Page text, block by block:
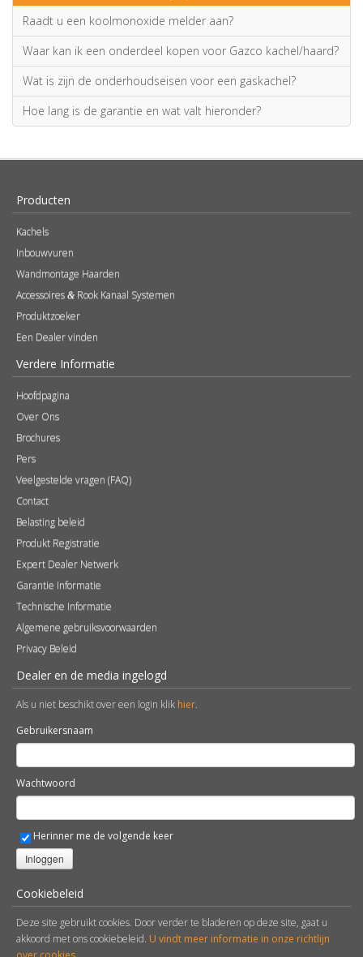
Raadt u een koolmonoxide melder aan?
Waar kan ik een onderdeel kopen voor Gazco kachel/haard?
Wat is zijn de onderhoudseisen voor een gaskachel?
Hoe lang is de garantie en wat valt hieronder?
Producten
Kachels
Inbouwvuren
Wandmontage Haarden
Accessoires & Rook Kanaal Systemen
Produktzoeker
Een Dealer vinden
Verdere Informatie
Hoofdpagina
Over Ons
Brochures
Pers
Veelgestelde vragen (FAQ)
Contact
Belasting beleid
Produkt Registratie
Expert Dealer Netwerk
Garantie Informatie
Technische Informatie
Algemene gebruiksvoorwaarden
Privacy Beleid
Dealer en de media ingelogd
Als u niet beschikt over een login klik hier.
Gebruikersnaam
Wachtwoord
Herinner me de volgende keer
Inloggen
Cookiebeleid
Deze site gebruikt cookies. Door verder te bladeren op deze site, gaat u
akkoord met ons cookiebeleid. U vindt meer informatie in onze richtlijn